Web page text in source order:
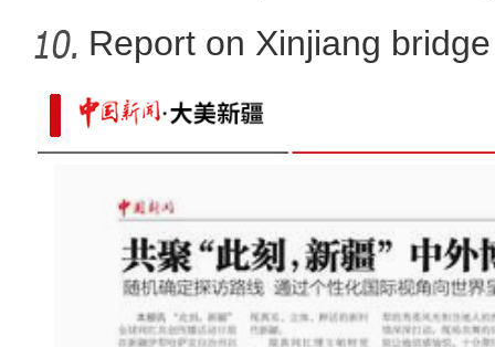
万余台现代农机亮相新疆国
Report on Xinjiang
sa